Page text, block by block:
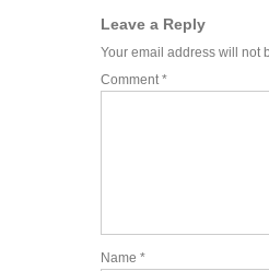
Leave a Reply
Your email address will not
Comment*
Name *